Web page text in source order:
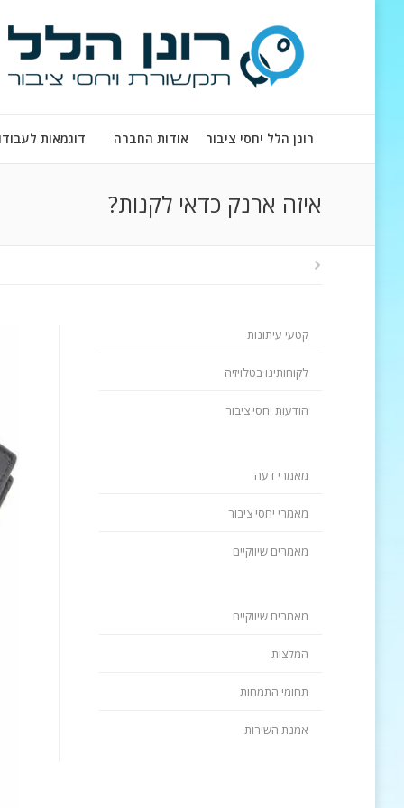
רונן הלל יחסי ציבור אודות החברה דוגמאות
איזה ארנק כדאי לקנות?
קטעי עיתונות
לקוחותינו בטלויזיה
הודעות יחסי ציבור
מאמרי דעה
מאמרי יחסי ציבור
מאמרים שיווקיים
מאמרים שיווקיים
המלצות
תחומי התמחות
אמנת השירות